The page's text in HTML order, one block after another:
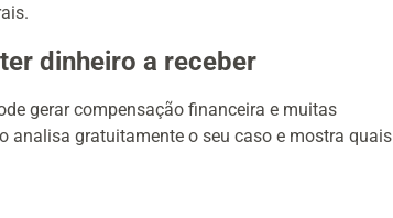
dinheiro a receber
gerar compensação financeira e muitas
analisa gratuitamente o seu caso e mostra quais